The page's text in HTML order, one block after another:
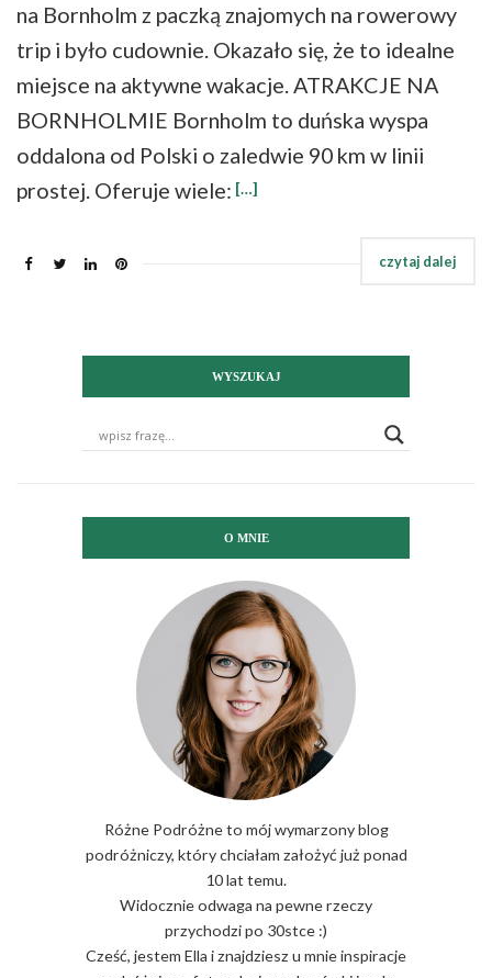
na Bornholm z paczką znajomych na rowerowy
trip i było cudownie. Okazało się, że to idealne
miejsce na aktywne wakacje. ATRAKCJE NA
BORNHOLMIE Bornholm to duńska wyspa
oddalona od Polski o zaledwie 90 km w linii
prostej. Oferuje wiele: […]
WYSZUKAJ
O MNIE
Różne Podróżne to mój wymarzony blog
podróżniczy, który chciałam założyć już ponad
10 lat temu.
Widocznie odwaga na pewne rzeczy
przychodzi po 30stce :)
Cześć, jestem Ella i znajdziesz u mnie inspiracje